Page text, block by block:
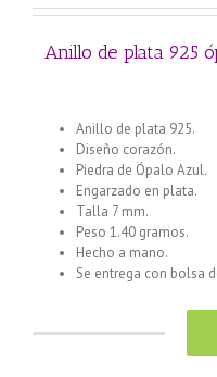
Anillo de plata 925
Anillo de plata 925.
Diseño corazón.
Piedra de Ópalo Azul.
Engarzado en plata.
Talla 7 mm.
Peso 1.40 gramos.
Hecho a mano.
Se entrega con bolsa